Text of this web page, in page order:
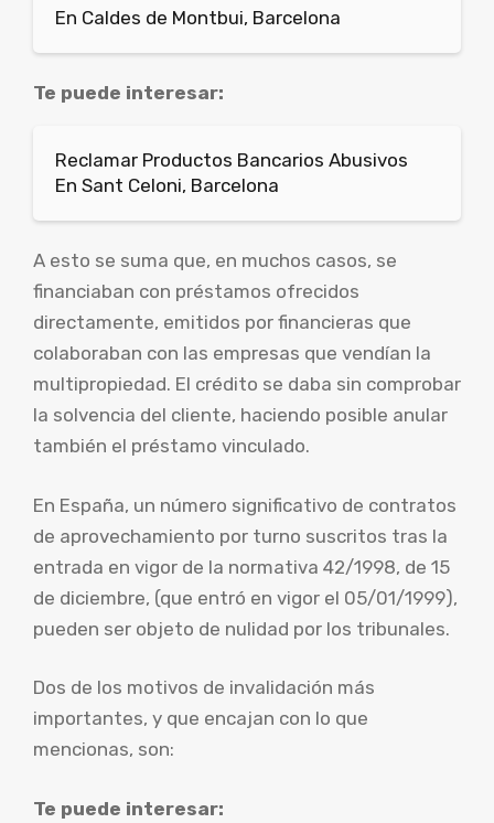
En Caldes de Montbui, Barcelona
Te puede interesar:
Reclamar Productos Bancarios Abusivos
En Sant Celoni, Barcelona
A esto se suma que, en muchos casos, se
financiaban con préstamos ofrecidos
directamente, emitidos por financieras que
colaboraban con las empresas que vendían la
multipropiedad. El crédito se daba sin comprobar
la solvencia del cliente, haciendo posible anular
también el préstamo vinculado.
En España, un número significativo de contratos
de aprovechamiento por turno suscritos tras la
entrada en vigor de la normativa 42/1998, de 15
de diciembre, (que entró en vigor el 05/01/1999),
pueden ser objeto de nulidad por los tribunales.
Dos de los motivos de invalidación más
importantes, y que encajan con lo que
mencionas, son:
Te puede interesar: